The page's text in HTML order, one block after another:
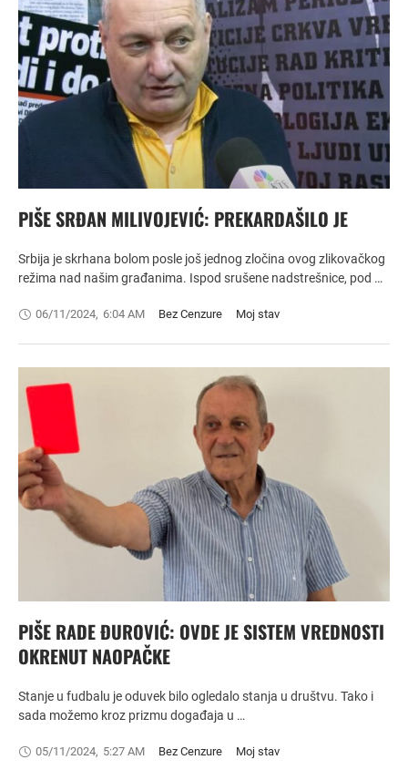
PIŠE SRĐAN MILIVOJEVIĆ: PREKARDAŠILO JE
Srbija je skrhana bolom posle još jednog zločina ovog zlikovačkog
režima nad našim građanima. Ispod srušene nadstrešnice, pod …
06/11/2024, 6:04 AM Bez Cenzure Moj stav
PIŠE RADE ĐUROVIĆ: OVDE JE SISTEM VREDNOSTI
OKRENUT NAOPAČKE
Stanje u fudbalu je oduvek bilo ogledalo stanja u društvu. Tako i
sada možemo kroz prizmu događaja u …
05/11/2024, 5:27 AM Bez Cenzure Moj stav